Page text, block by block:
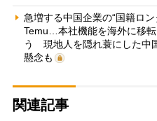
急増する中国企業の“国籍ロ
Temu…本社機能を海外に移
う 現地人を隠れ蓑にした中
懸念も
関連記事